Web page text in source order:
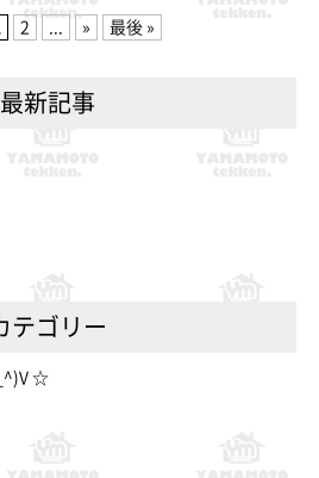
2 » 最後 »
最新記事
テゴリー
☆